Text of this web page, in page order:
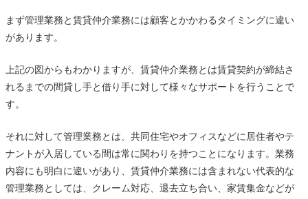
まず管理業務と賃貸仲介業務には顧客とかかわるタイミングに違い
があります。
上記の図からもわかりますが、賃貸仲介業務とは賃貸契約が締結さ
れるまでの間貸し手と借り手に対して様々なサポートを行うことで
す。
それに対して管理業務とは、共同住宅やオフィスなどに居住者やテ
ナントが入居している間は常に関わりを持つことになります。業務
内容にも明白に違いがあり、賃貸仲介業務には含まれない代表的な
管理業務としては、クレーム対応、退去立ち合い、家賃集金などが